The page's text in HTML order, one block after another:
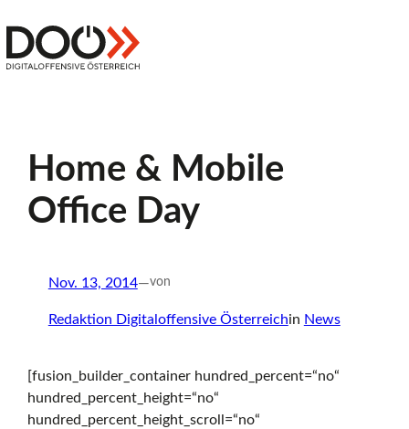
Inhalt
springen
Z
Digitaloffensive
Home & Mobile
Office Day
Nov. 13, 2014—von
Redaktion Digitaloffensive Österreichin News
[fusion_builder_container hundred_percent=“no“
hundred_percent_height=“no“
hundred_percent_height_scroll=“no“